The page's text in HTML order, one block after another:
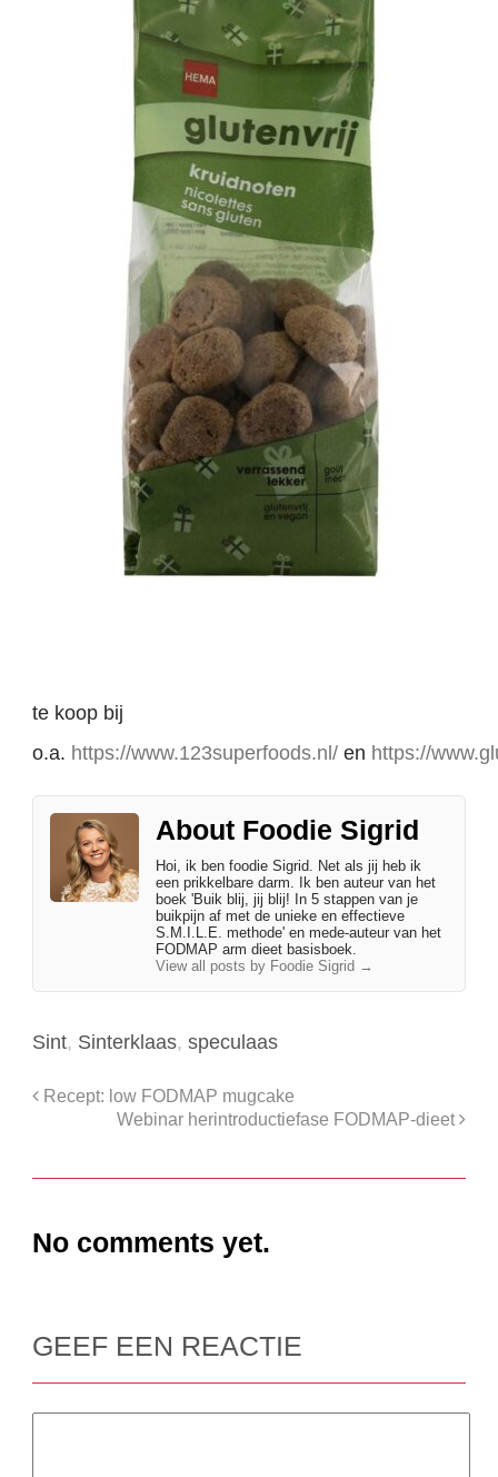
te koop bij
o.a. https://www.123superfoods.nl/ en https://
About Foodie Sigrid
Hoi, ik ben foodie Sigrid. Net als jij heb ik
een prikkelbare darm. Ik ben auteur van het
boek 'Buik blij, jij blij! In 5 stappen van je
buikpijn af met de unieke en effectieve
S.M.I.L.E. methode' en mede-auteur van het
FODMAP arm dieet basisboek.
View all posts by Foodie Sigrid →
Sint, Sinterklaas,speculaas
Recept: low FODMAP mugcake
Webinar herintroductiefase FODMAP-dieet
No comments yet.
GEEF EEN REACTIE